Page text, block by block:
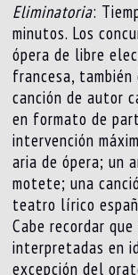
Eliminatoria:
minutos. Los
ópera de libre
francesa,
canción de autor
en formato de
intervención
aria de ópera; un
motete; una
teatro lírico
Cabe recordar
interpretadas en
excepción del